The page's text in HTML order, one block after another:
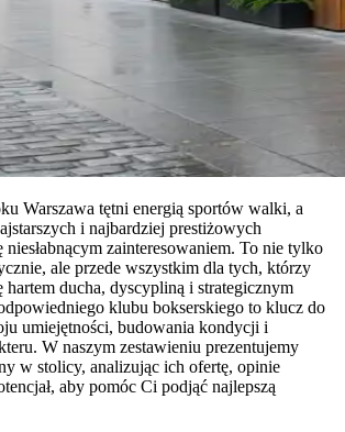
Warszawa tętni energią sportów walki, a
i najbardziej prestiżowych
zainteresowaniem. To nie tylko
ale przede wszystkim dla tych, którzy
hartem ducha, dyscypliną i strategicznym
klubu bokserskiego to klucz do
umiejętności, budowania kondycji i
W naszym zestawieniu prezentujemy
w stolicy, analizując ich ofertę, opinie
aby pomóc Ci podjąć najlepszą